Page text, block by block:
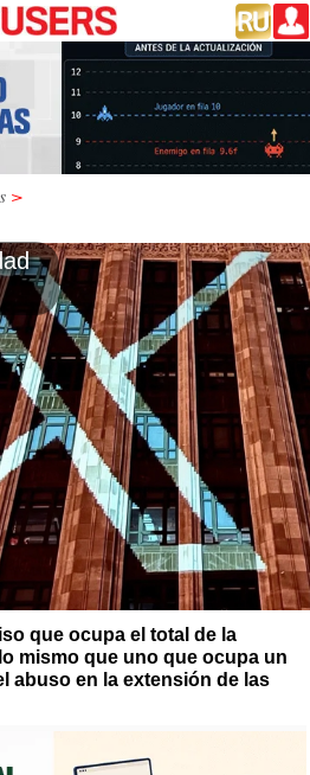
>
que ocupa el total de la
mismo que uno que ocupa un
abuso en la extensión de las